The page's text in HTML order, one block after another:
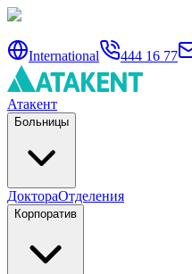
International 444 16 77
Атакент
Больницы
ДоктораОтделения
Корпоратив